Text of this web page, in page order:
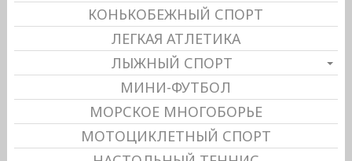
КОНЬКОБЕЖНЫЙ СПОРТ
ЛЕГКАЯ АТЛЕТИКА
ЛЫЖНЫЙ СПОРТ
МИНИ-ФУТБОЛ
МОРСКОЕ МНОГОБОРЬЕ
МОТОЦИКЛЕТНЫЙ СПОРТ